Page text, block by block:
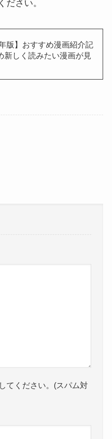
ださい。
版】おすすめ漫画紹介記
新しく読みたい漫画が見
てください。(スパム対